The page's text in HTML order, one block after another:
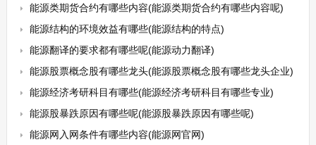
能源类期货合约有哪些内容(能源类期货合约有哪些内容呢)
能源结构的环境效益有哪些(能源结构的特点)
能源翻译的要求都有哪些呢(能源动力翻译)
能源股票概念股有哪些龙头(能源股票概念股有哪些龙头企业)
能源经济考研科目有哪些(能源经济考研科目有哪些专业)
能源股暴跌原因有哪些呢(能源股暴跌原因有哪些呢)
能源网入网条件有哪些内容(能源网官网)